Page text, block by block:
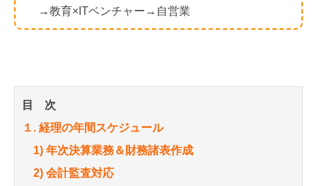
→教育×ITベンチャー→自営業
目 次
１. 経理の年間スケジュール
1) 年次決算業務＆財務諸表作成
2) 会計監査対応